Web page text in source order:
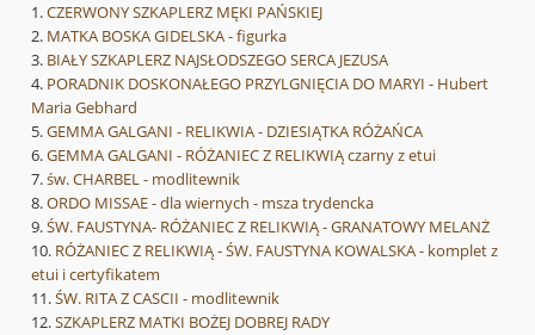
CZERWONY SZKAPLERZ MĘKI PAŃSKIEJ
MATKA BOSKA GIDELSKA - figurka
BIAŁY SZKAPLERZ NAJSŁODSZEGO SERCA JEZUSA
PORADNIK DOSKONAŁEGO PRZYLGNIĘCIA DO MARYI - Hubert
Maria Gebhard
GEMMA GALGANI - RELIKWIA - DZIESIĄTKA RÓŻAŃCA
GEMMA GALGANI - RÓŻANIEC Z RELIKWIĄ czarny z etui
św. CHARBEL - modlitewnik
ORDO MISSAE - dla wiernych - msza trydencka
ŚW. FAUSTYNA- RÓŻANIEC Z RELIKWIĄ - GRANATOWY MELANŻ
RÓŻANIEC Z RELIKWIĄ - ŚW. FAUSTYNA KOWALSKA - komplet z
etui i certyfikatem
ŚW. RITA Z CASCII - modlitewnik
SZKAPLERZ MATKI BOŻEJ DOBREJ RADY